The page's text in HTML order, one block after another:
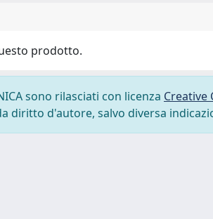
prodotto.
sono rilasciati con licenza Creative
diritto d'autore, salvo diversa